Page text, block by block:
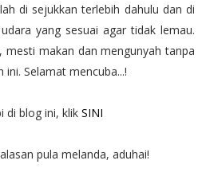
di sejukkan terlebih dahulu dan di
yang sesuai agar tidak lemau.
mesti makan dan mengunyah tanpa
Selamat mencuba...!
di blog ini, klik SINI
pula melanda, aduhai!